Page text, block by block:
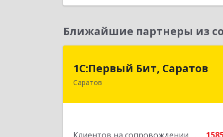
Ближайшие партнеры из
1С:Первый Бит, Саратов
Саратов
1С:Первый Бит, Саратов
410005, Саратовская обл, Саратов г,